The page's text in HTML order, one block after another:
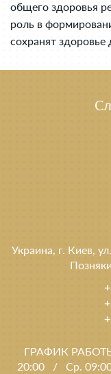
общего здоровья
роль в
сохранят здоровье
Украина, г. Киев,
ГРАФИК
20:00
/ Ср.